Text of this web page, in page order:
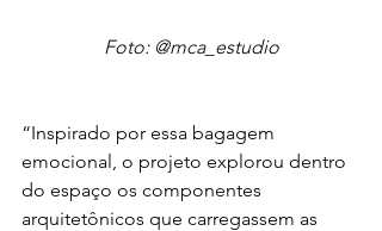
Foto: @mca_estudio
“Inspirado por essa bagagem
emocional, o projeto explorou dentro
do espaço os componentes
arquitetônicos que carregassem as